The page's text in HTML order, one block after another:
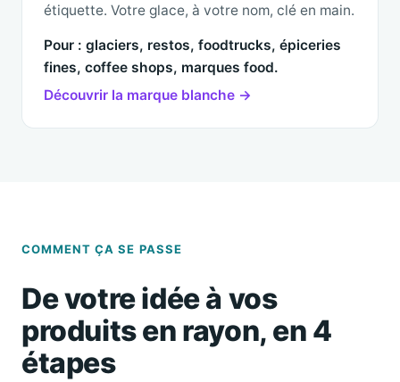
étiquette. Votre glace, à votre nom, clé en main.
Pour : glaciers, restos, foodtrucks, épiceries
fines, coffee shops, marques food.
Découvrir la marque blanche →
COMMENT ÇA SE PASSE
De votre idée à vos
produits en rayon, en 4
étapes